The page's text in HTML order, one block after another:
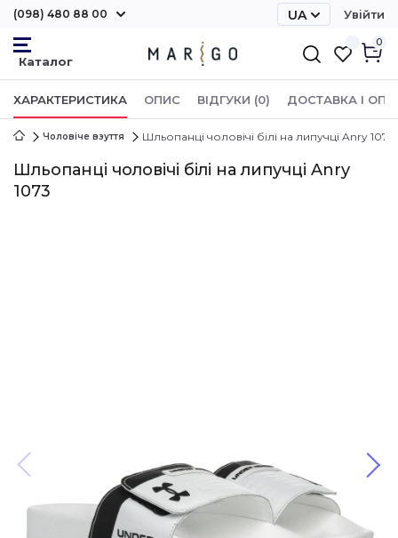
(098) 480 88 00
UA
Увійти
0
ХАРАКТЕРИСТИКА ОПИС ВІДГУКИ (0) ДОСТАВКА І
Чоловіче взуття Шльопанці чоловічі білі на липучці Anry 1073
Шльопанці чоловічі білі на липучці Anry
1073